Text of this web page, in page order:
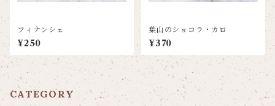
フィナンシェ
¥250
葉山のショコラ・カロ
¥370
CATEGORY